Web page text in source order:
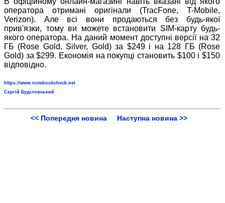
оператора отримані оригінали (TracFone, T-Mobile,
Verizon). Але всі вони продаються без будь-якої
прив'язки, тому ви можете встановити SIM-карту будь-
якого оператора. На даний момент доступні версії на 32
ГБ (Rose Gold, Silver, Gold) за $249 і на 128 ГБ (Rose
Gold) за $299. Економія на покупці становить $100 і $150
відповідно.
https://www.notebookcheck.net
Сергій Буділовський
<< Попередня новина Наступна новина >>